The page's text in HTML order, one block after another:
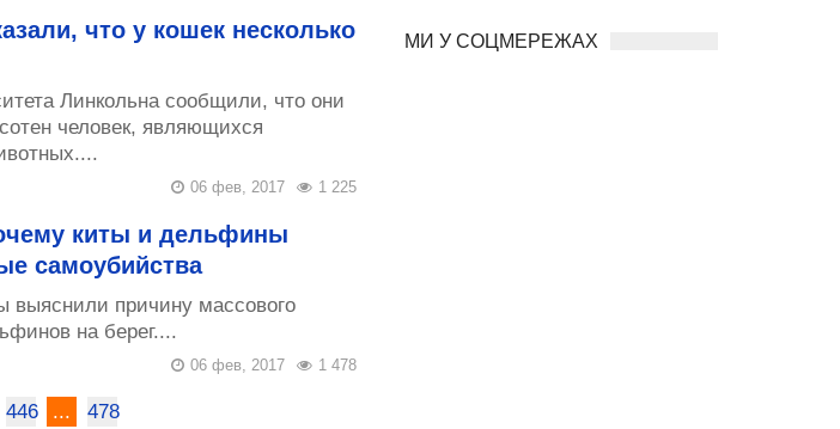
что у кошек несколько
Линкольна сообщили, что они
человек, являющихся
1 225
06 фев, 2017
киты и дельфины
самоубийства
выяснили причину массового
на берег....
1 478
06 фев, 2017
446 ... 478
МИ У СОЦМЕРЕЖАХ